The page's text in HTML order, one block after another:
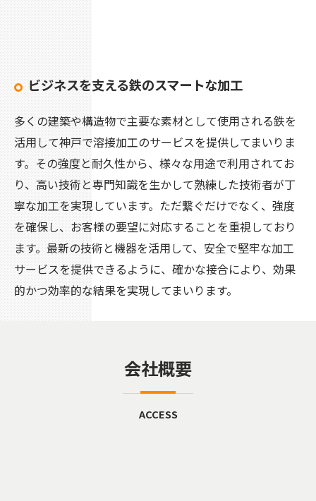
ビジネスを支える鉄のスマートな加工
多くの建築や構造物で主要な素材として使用される鉄を
活用して神戸で溶接加工のサービスを提供してまいりま
す。その強度と耐久性から、様々な用途で利用されてお
り、高い技術と専門知識を生かして熟練した技術者が丁
寧な加工を実現しています。ただ繋ぐだけでなく、強度
を確保し、お客様の要望に対応することを重視しており
ます。最新の技術と機器を活用して、安全で堅牢な加工
サービスを提供できるように、確かな接合により、効果
的かつ効率的な結果を実現してまいります。
会社概要
ACCESS